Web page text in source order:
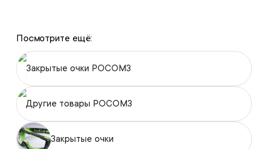
Посмотрите ещё:
Закрытые очки РОСОМЗ
Другие товары РОСОМЗ
Закрытые очки